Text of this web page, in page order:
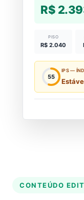
R$
PISO
R$ 2.040
55
IPS —
CONTEÚDO